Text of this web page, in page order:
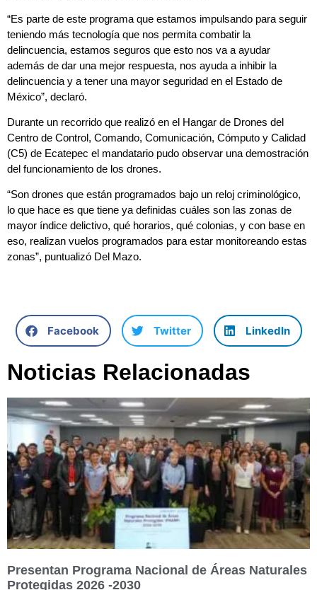
“Es parte de este programa que estamos impulsando para seguir
teniendo más tecnología que nos permita combatir la
delincuencia, estamos seguros que esto nos va a ayudar
además de dar una mejor respuesta, nos ayuda a inhibir la
delincuencia y a tener una mayor seguridad en el Estado de
México”, declaró.
Durante un recorrido que realizó en el Hangar de Drones del
Centro de Control, Comando, Comunicación, Cómputo y Calidad
(C5) de Ecatepec el mandatario pudo observar una demostración
del funcionamiento de los drones.
“Son drones que están programados bajo un reloj criminológico,
lo que hace es que tiene ya definidas cuáles son las zonas de
mayor índice delictivo, qué horarios, qué colonias, y con base en
eso, realizan vuelos programados para estar monitoreando estas
zonas”, puntualizó Del Mazo.
Facebook Twitter LinkedIn
Noticias Relacionadas
Presentan Programa Nacional de Áreas Naturales
Protegidas 2026 -2030